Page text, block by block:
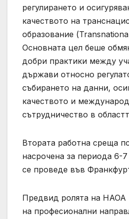
регулирането и
качеството на
образование
Основната цел беше
добри практики между
държави относно
събирането на данни,
качеството и
сътрудничество в
Втората работна среща
насрочена за периода 6-
се проведе във
Предвид ролята на НАОА
на професионални